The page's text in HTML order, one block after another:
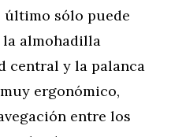
último sólo puede
la almohadilla
central y la palanca
ergonómico,
entre los